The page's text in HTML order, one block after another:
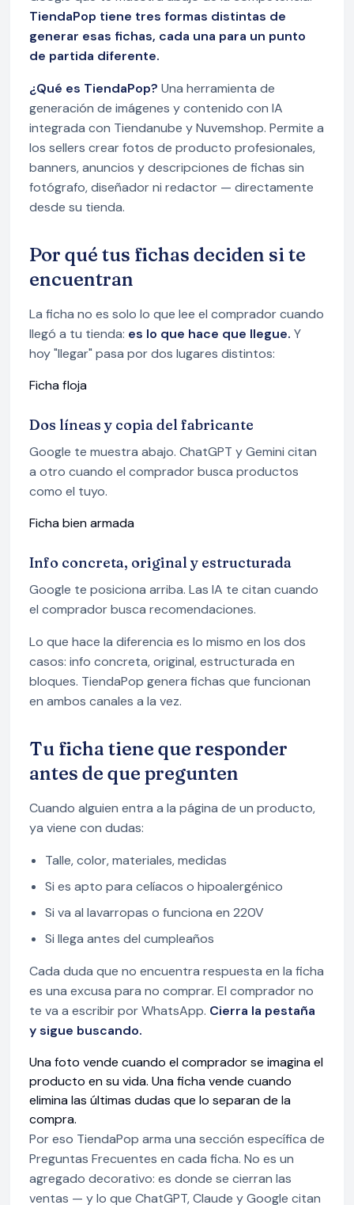
TiendaPop tiene tres formas distintas de
generar esas fichas, cada una para un punto
de partida diferente.
¿Qué es TiendaPop? Una herramienta de
generación de imágenes y contenido con IA
integrada con Tiendanube y Nuvemshop. Permite a
los sellers crear fotos de producto profesionales,
banners, anuncios y descripciones de fichas sin
fotógrafo, diseñador ni redactor — directamente
desde su tienda.
Por qué tus fichas deciden si te
encuentran
La ficha no es solo lo que lee el comprador cuando
llegó a tu tienda: es lo que hace que llegue. Y
hoy "llegar" pasa por dos lugares distintos:
Ficha floja
Dos líneas y copia del fabricante
Google te muestra abajo. ChatGPT y Gemini citan
a otro cuando el comprador busca productos
como el tuyo.
Ficha bien armada
Info concreta, original y estructurada
Google te posiciona arriba. Las IA te citan cuando
el comprador busca recomendaciones.
Lo que hace la diferencia es lo mismo en los dos
casos: info concreta, original, estructurada en
bloques. TiendaPop genera fichas que funcionan
en ambos canales a la vez.
Tu ficha tiene que responder
antes de que pregunten
Cuando alguien entra a la página de un producto,
ya viene con dudas:
Talle, color, materiales, medidas
Si es apto para celíacos o hipoalergénico
Si va al lavarropas o funciona en 220V
Si llega antes del cumpleaños
Cada duda que no encuentra respuesta en la ficha
es una excusa para no comprar. El comprador no
te va a escribir por WhatsApp. Cierra la pestaña
y sigue buscando.
Una foto vende cuando el comprador se imagina el
producto en su vida. Una ficha vende cuando
elimina las últimas dudas que lo separan de la
compra.
Por eso TiendaPop arma una sección específica de
Preguntas Frecuentes en cada ficha. No es un
agregado decorativo: es donde se cierran las
ventas — y lo que ChatGPT, Claude y Google citan